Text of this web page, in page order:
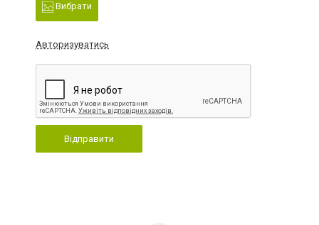
Вибрати
Авторизуватись
Відправити